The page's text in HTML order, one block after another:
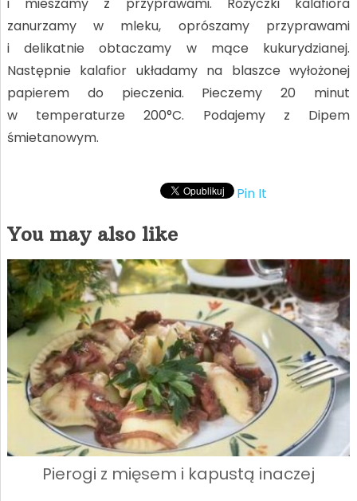
i mieszamy z przyprawami. Różyczki kalafiora
zanurzamy w mleku, oprószamy przyprawami
i delikatnie obtaczamy w mące kukurydzianej.
Następnie kalafior układamy na blaszce wyłożonej
papierem do pieczenia. Pieczemy 20 minut
w temperaturze 200°C. Podajemy z Dipem
śmietanowym.
Pin It
You may also like
Pierogi z mięsem i kapustą inaczej